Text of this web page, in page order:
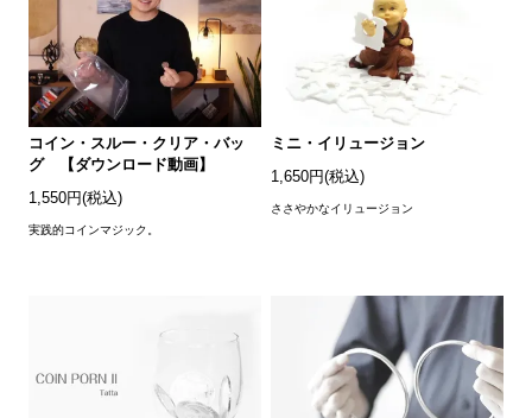
コイン・スルー・クリア・バッ
グ 【ダウンロード動画】
1,550円(税込)
実践的コインマジック。
ミニ・イリュージョン
1,650円(税込)
ささやかなイリュージョン